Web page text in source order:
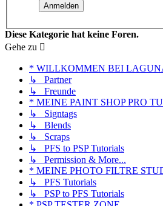
Diese Kategorie hat keine Foren.
Gehe zu
* WILLKOMMEN BEI
↳ Partner
↳ Freunde
* MEINE PAINT SHOP PRO
↳ Signtags
↳ Blends
↳ Scraps
↳ PFS to PSP Tutorials
↳ Permission & More...
* MEINE PHOTO FILTRE
↳ PFS Tutorials
↳ PSP to PFS Tutorials